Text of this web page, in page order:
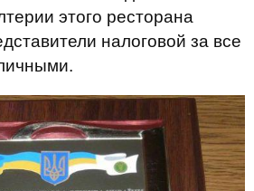
этого ресторана
налоговой за все